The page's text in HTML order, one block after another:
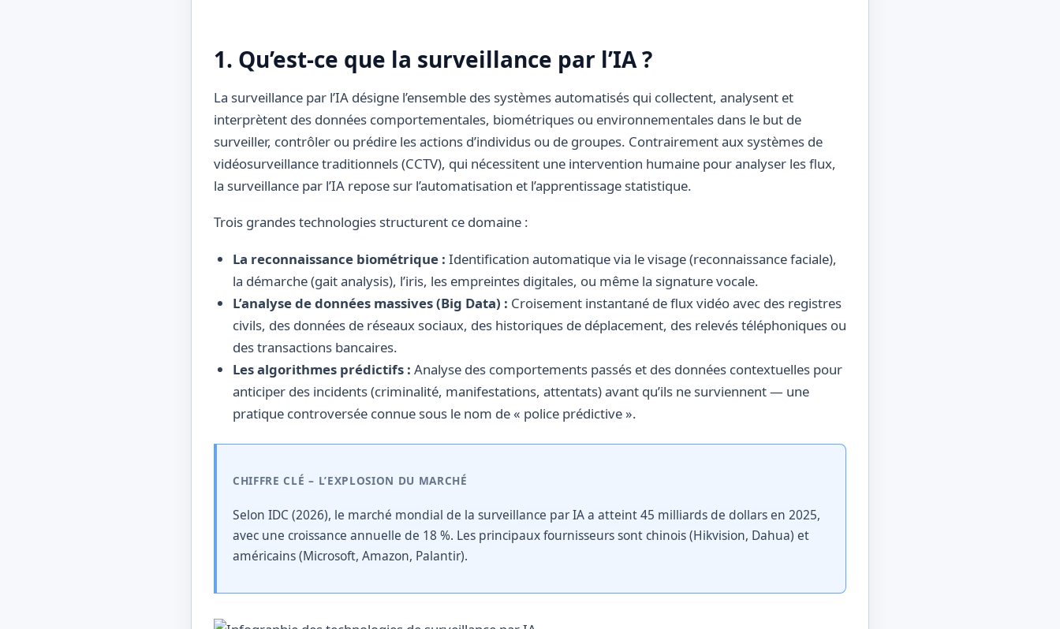
1. Qu’est-ce que la surveillance par l’IA ?
La surveillance par l’IA désigne l’ensemble des systèmes automatisés qui collectent, analysent et
interprètent des données comportementales, biométriques ou environnementales dans le but de
surveiller, contrôler ou prédire les actions d’individus ou de groupes. Contrairement aux systèmes de
vidéosurveillance traditionnels (CCTV), qui nécessitent une intervention humaine pour analyser les flux,
la surveillance par l’IA repose sur l’automatisation et l’apprentissage statistique.
Trois grandes technologies structurent ce domaine :
La reconnaissance biométrique : Identification automatique via le visage (reconnaissance faciale),
la démarche (gait analysis), l’iris, les empreintes digitales, ou même la signature vocale.
L’analyse de données massives (Big Data) : Croisement instantané de flux vidéo avec des registres
civils, des données de réseaux sociaux, des historiques de déplacement, des relevés téléphoniques ou
des transactions bancaires.
Les algorithmes prédictifs : Analyse des comportements passés et des données contextuelles pour
anticiper des incidents (criminalité, manifestations, attentats) avant qu’ils ne surviennent — une
pratique controversée connue sous le nom de « police prédictive ».
CHIFFRE CLÉ – L’EXPLOSION DU MARCHÉ
Selon IDC (2026), le marché mondial de la surveillance par IA a atteint 45 milliards de dollars en 2025,
avec une croissance annuelle de 18 %. Les principaux fournisseurs sont chinois (Hikvision, Dahua) et
américains (Microsoft, Amazon, Palantir).